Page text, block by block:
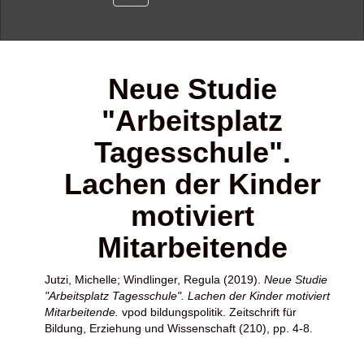
Neue Studie
"Arbeitsplatz
Tagesschule".
Lachen der Kinder
motiviert
Mitarbeitende
Jutzi, Michelle; Windlinger, Regula (2019). Neue Studie
"Arbeitsplatz Tagesschule". Lachen der Kinder motiviert
Mitarbeitende. vpod bildungspolitik. Zeitschrift für
Bildung, Erziehung und Wissenschaft (210), pp. 4-8.